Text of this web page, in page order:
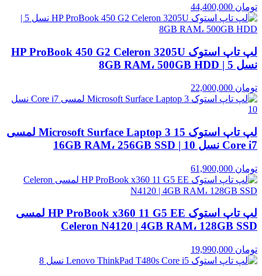
تومان
لپ تاپ استوک HP ProBook 450 G2 Celeron 3205U
نسل 5 | 8GB RAM، 500GB HDD
تومان
لپ تاپ استوک Microsoft Surface Laptop 3 15 لمسی
Core i7 نسل 10 | 16GB RAM، 256GB SSD
تومان
لپ تاپ استوک HP ProBook x360 11 G5 EE لمسی
Celeron N4120 | 4GB RAM، 128GB SSD
تومان